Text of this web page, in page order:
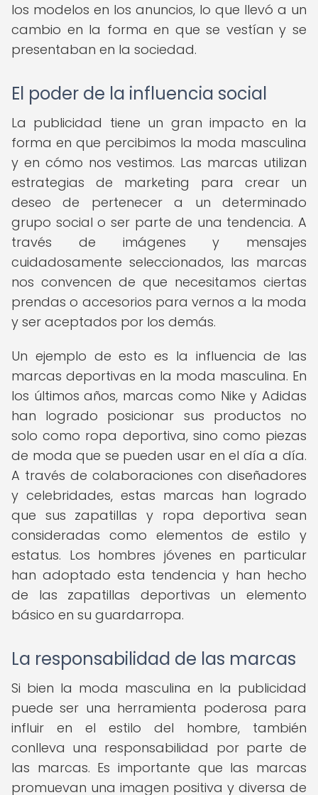
los modelos en los anuncios, lo que llevó a un
cambio en la forma en que se vestían y se
presentaban en la sociedad.
El poder de la influencia social
La publicidad tiene un gran impacto en la
forma en que percibimos la moda masculina
y en cómo nos vestimos. Las marcas utilizan
estrategias de marketing para crear un
deseo de pertenecer a un determinado
grupo social o ser parte de una tendencia. A
través de imágenes y mensajes
cuidadosamente seleccionados, las marcas
nos convencen de que necesitamos ciertas
prendas o accesorios para vernos a la moda
y ser aceptados por los demás.
Un ejemplo de esto es la influencia de las
marcas deportivas en la moda masculina. En
los últimos años, marcas como Nike y Adidas
han logrado posicionar sus productos no
solo como ropa deportiva, sino como piezas
de moda que se pueden usar en el día a día.
A través de colaboraciones con diseñadores
y celebridades, estas marcas han logrado
que sus zapatillas y ropa deportiva sean
consideradas como elementos de estilo y
estatus. Los hombres jóvenes en particular
han adoptado esta tendencia y han hecho
de las zapatillas deportivas un elemento
básico en su guardarropa.
La responsabilidad de las marcas
Si bien la moda masculina en la publicidad
puede ser una herramienta poderosa para
influir en el estilo del hombre, también
conlleva una responsabilidad por parte de
las marcas. Es importante que las marcas
promuevan una imagen positiva y diversa de